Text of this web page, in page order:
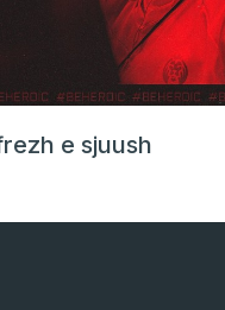
e sjuush